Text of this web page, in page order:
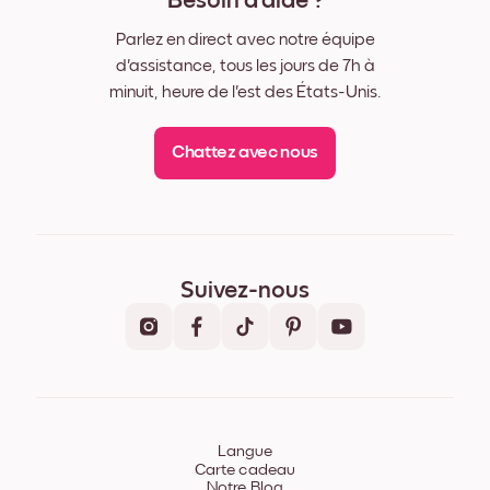
Parlez en direct avec notre équipe
d'assistance, tous les jours de 7h à
minuit, heure de l'est des États-Unis.
Chattez avec nous
Suivez-nous
Langue
Carte cadeau